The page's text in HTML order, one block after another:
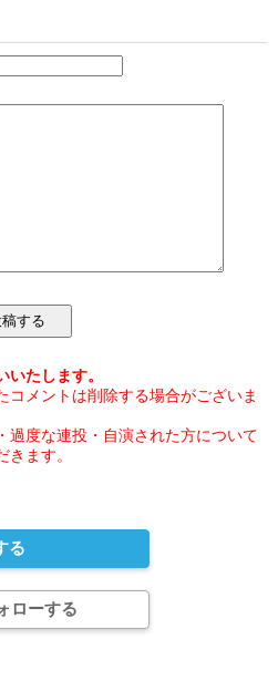
たします。
コメントは削除する場合がございま
過度な連投・自演された方について
ます。
る
ローする